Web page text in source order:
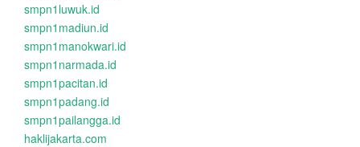
smpn1luwuk.id
smpn1madiun.id
smpn1manokwari.id
smpn1narmada.id
smpn1pacitan.id
smpn1padang.id
smpn1pailangga.id
haklijakarta.com